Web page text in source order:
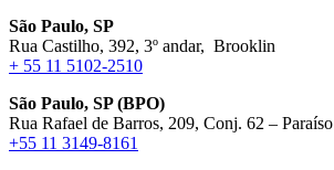
São Paulo, SP
Rua Castilho, 392, 3º andar, Brooklin
+ 55 11 5102-2510
São Paulo, SP (BPO)
Rua Rafael de Barros, 209, Conj. 62 – Paraíso
+55 11 3149-8161